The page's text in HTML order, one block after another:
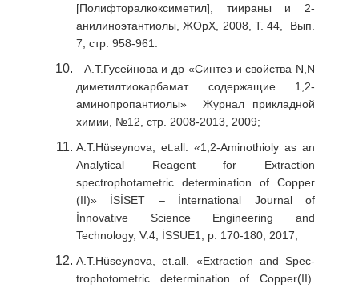
[Полифторалкоксиметил], тиираны и 2-
анилиноэтантиолы, ЖОрХ, 2008, Т. 44, Вып.
7, стр. 958-961.
А.Т.Гусейнова и др «Синтез и свойства N,N
диметилтиокарбамат содержащие 1,2-
аминопро­пантиолы» Журнал прикладной
химии, №12, стр. 2008-2013, 2009;
A.T.Hüseynova, et.all. «1,2-Aminothioly as an
Analytical Reagent for Extraction
spectrophotametric determination of Copper
(II)» İSİSET – İnternational Journal of
İnnovative Science Engineering and
Technology, V.4, İSSUE1, p. 170-180, 2017;
A.T.Hüseynova, et.all. «Extraction and Spec­
trophotometric determination of Copper(II)